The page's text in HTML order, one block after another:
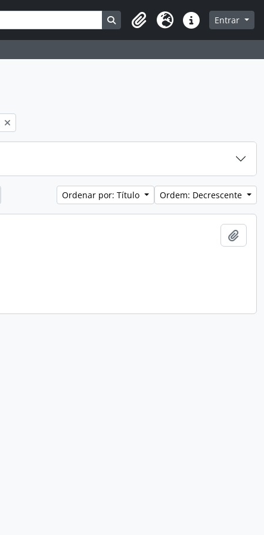
Busque na página de navegação
Clipboard
Idioma Atalhos Entrar
Ordenar por: Título Ordem: Decrescente